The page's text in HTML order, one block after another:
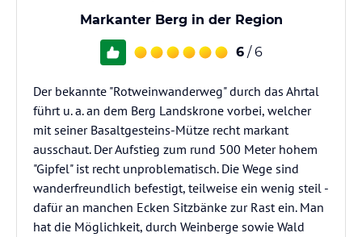
Markanter Berg in der Region
6 / 6
Der bekannte "Rotweinwanderweg" durch das Ahrtal
führt u. a. an dem Berg Landskrone vorbei, welcher
mit seiner Basaltgesteins-Mütze recht markant
ausschaut. Der Aufstieg zum rund 500 Meter hohem
"Gipfel" ist recht unproblematisch. Die Wege sind
wanderfreundlich befestigt, teilweise ein wenig steil -
dafür an manchen Ecken Sitzbänke zur Rast ein. Man
hat die Möglichkeit, durch Weinberge sowie Wald